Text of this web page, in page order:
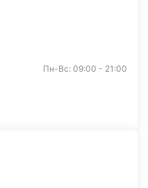
Пн-Вс: 09:00 - 21:00